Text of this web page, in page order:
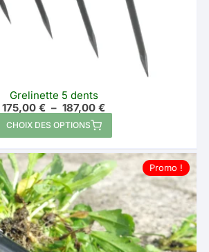
Grelinette 5 dents
175,00€ – 187,00€Plage
de
175,00 €
187,00 €
CHOIX DES OPTIONS
produit
a
plusieurs
variations.
Les
options
peuvent
Promo !